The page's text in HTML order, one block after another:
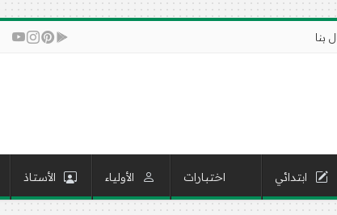
بنا
ابتدائي اختبارات الأولياء الأستاذ